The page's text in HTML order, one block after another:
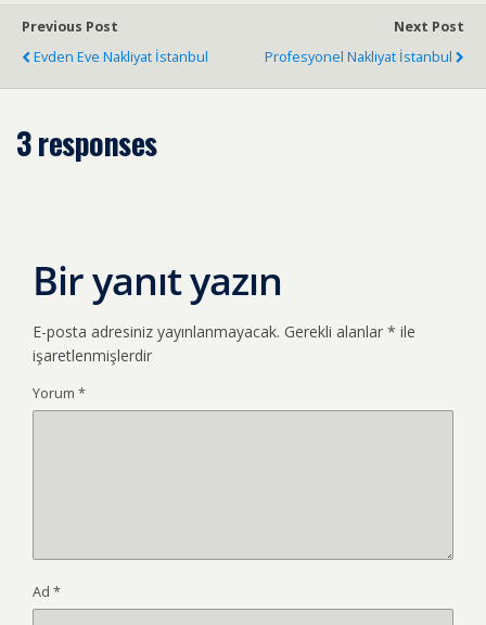
b
o
o
d
o
n
Previous Post
Evden Eve Nakliyat İstanbul
Next Post
Profesyonel Nakliyat İstanbul
3 responses
Bir yanıt yazın
E-posta adresiniz yayınlanmayacak. Gerekli alanlar * ile
işaretlenmişlerdir
Yorum *
Ad *